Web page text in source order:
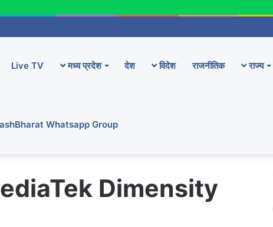
Live TV मध्य प्रदेश देश विदेश राजनीतिक राज्य
Whatsapp Group
Dimensity